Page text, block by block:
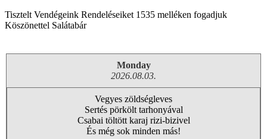
Tisztelt Vendégeink Rendeléseiket 1535 melléken fogadjuk
Köszönettel Salátabár
Monday
2026.08.03.
Vegyes zöldségleves
Sertés pörkölt tarhonyával
Csabai töltött karaj rizi-bizivel
És még sok minden más!